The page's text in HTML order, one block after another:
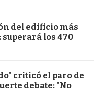
del edificio más
los 470
criticó el paro de
debate: "No